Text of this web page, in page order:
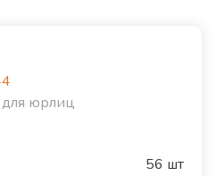
юрлиц
56 шт